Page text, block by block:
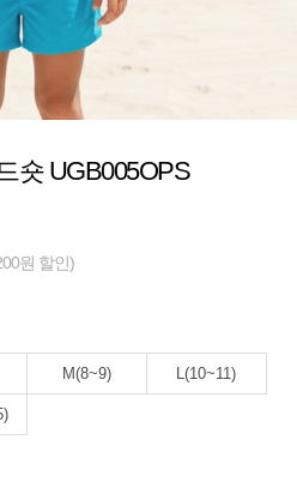
숏 UGB005OPS
원 할인)
M(8~9) L(10~11)